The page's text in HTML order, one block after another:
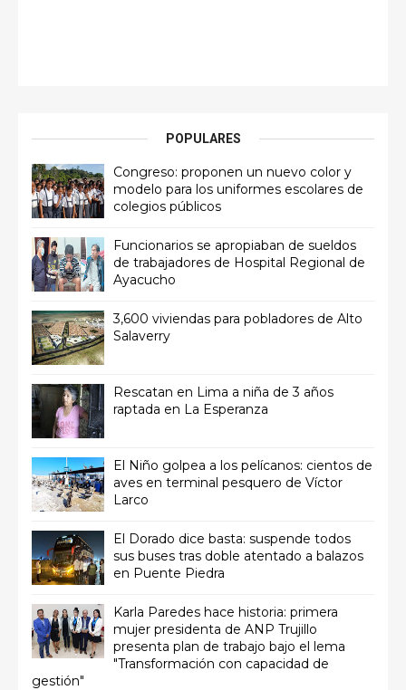
POPULARES
Congreso: proponen un nuevo color y
modelo para los uniformes escolares de
colegios públicos
Funcionarios se apropiaban de sueldos
de trabajadores de Hospital Regional de
Ayacucho
3,600 viviendas para pobladores de Alto
Salaverry
Rescatan en Lima a niña de 3 años
raptada en La Esperanza
El Niño golpea a los pelícanos: cientos de
aves en terminal pesquero de Víctor
Larco
El Dorado dice basta: suspende todos
sus buses tras doble atentado a balazos
en Puente Piedra
Karla Paredes hace historia: primera
mujer presidenta de ANP Trujillo
presenta plan de trabajo bajo el lema
"Transformación con capacidad de
gestión"